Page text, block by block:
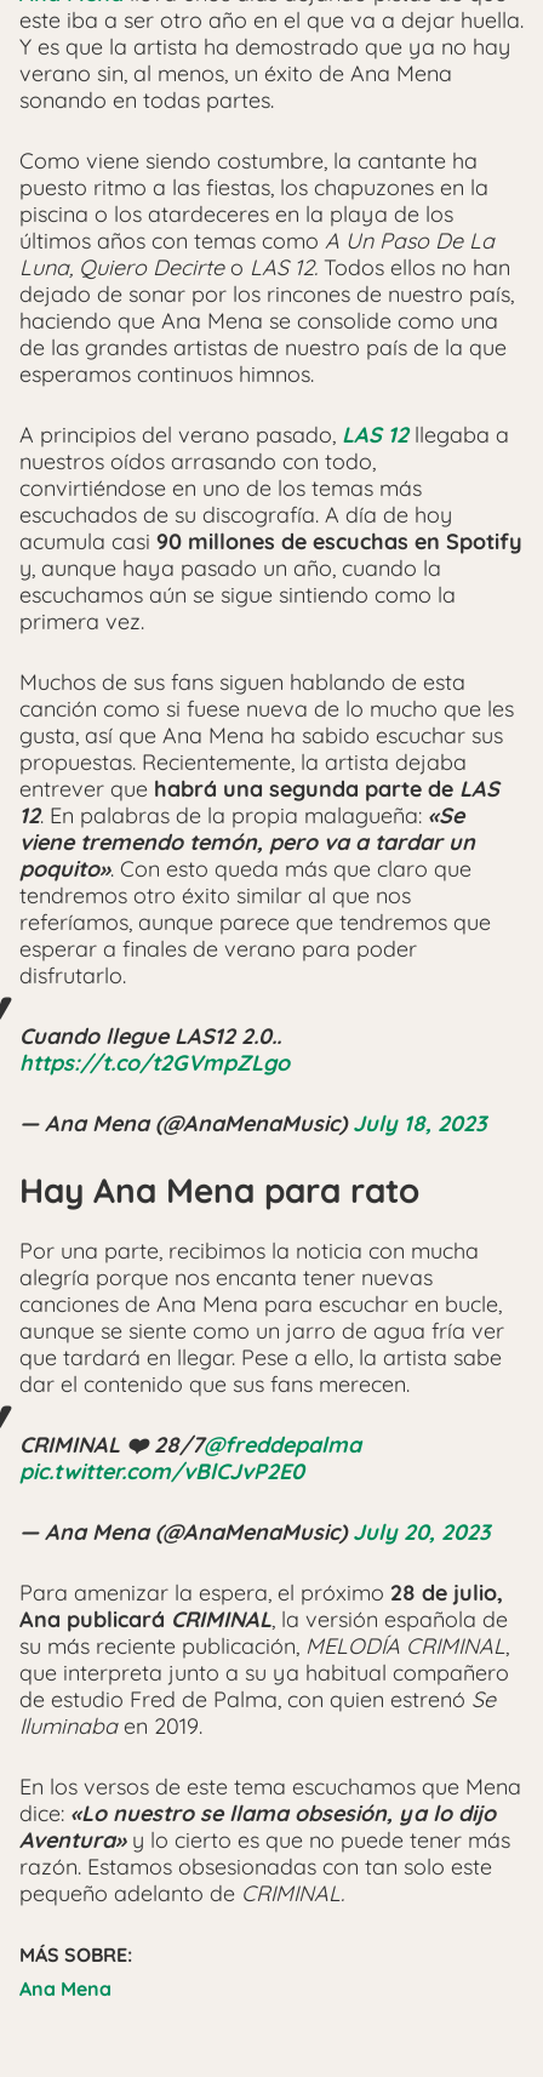
este iba a ser otro año en el que va a dejar huella.
Y es que la artista ha demostrado que ya no hay
verano sin, al menos, un éxito de Ana Mena
sonando en todas partes.
Como viene siendo costumbre, la cantante ha
puesto ritmo a las fiestas, los chapuzones en la
piscina o los atardeceres en la playa de los
últimos años con temas como A Un Paso De La
Luna, Quiero Decirteo LAS 12. Todos ellos no han
dejado de sonar por los rincones de nuestro país,
haciendo que Ana Mena se consolide como una
de las grandes artistas de nuestro país de la que
esperamos continuos himnos.
A principios del verano pasado, LAS 12 llegaba a
nuestros oídos arrasando con todo,
convirtiéndose en uno de los temas más
escuchados de su discografía. A día de hoy
acumula casi 90 millones de escuchas en Spotify
y, aunque haya pasado un año, cuando la
escuchamos aún se sigue sintiendo como la
primera vez.
Muchos de sus fans siguen hablando de esta
canción como si fuese nueva de lo mucho que les
gusta, así que Ana Mena ha sabido escuchar sus
propuestas. Recientemente, la artista dejaba
entrever que habrá una segunda parte de LAS
12. En palabras de la propia malagueña: «Se
viene tremendo temón, pero va a tardar un
poquito». Con esto queda más que claro que
tendremos otro éxito similar al que nos
referíamos, aunque parece que tendremos que
esperar a finales de verano para poder
disfrutarlo.
Cuando llegue LAS12 2.0..
https://t.co/t2GVmpZLgo
— Ana Mena (@AnaMenaMusic)July 18, 2023
Hay Ana Mena para rato
Por una parte, recibimos la noticia con mucha
alegría porque nos encanta tener nuevas
canciones de Ana Mena para escuchar en bucle,
aunque se siente como un jarro de agua fría ver
que tardará en llegar. Pese a ello, la artista sabe
dar el contenido que sus fans merecen.
CRIMINAL ❤️‍ 28/7@freddepalma
pic.twitter.com/vBlCJvP2E0
— Ana Mena (@AnaMenaMusic)July 20, 2023
Para amenizar la espera, el próximo 28 de julio,
Ana publicará CRIMINAL, la versión española de
su más reciente publicación, MELODÍA CRIMINAL,
que interpreta junto a su ya habitual compañero
de estudio Fred de Palma, con quien estrenó Se
Iluminabaen 2019.
En los versos de este tema escuchamos que Mena
dice: «Lo nuestro se llama obsesión, ya lo dijo
Aventura» y lo cierto es que no puede tener más
razón. Estamos obsesionadas con tan solo este
pequeño adelanto de CRIMINAL.
MÁS SOBRE:
Ana Mena